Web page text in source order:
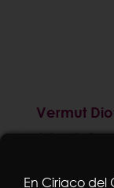
Vermut
11,49€
En Ciriaco del